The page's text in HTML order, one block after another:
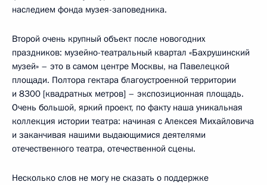
наследием фонда музея-заповедника.
Второй очень крупный объект после новогодних
праздников: музейно-театральный квартал «Бахрушинский
музей» – это в самом центре Москвы, на Павелецкой
площади. Полтора гектара благоустроенной территории
и 8300 [квадратных метров] – экспозиционная площадь.
Очень большой, яркий проект, по факту наша уникальная
коллекция истории театра: начиная с Алексея Михайловича
и заканчивая нашими выдающимися деятелями
отечественного театра, отечественной сцены.
Несколько слов не могу не сказать о поддержке